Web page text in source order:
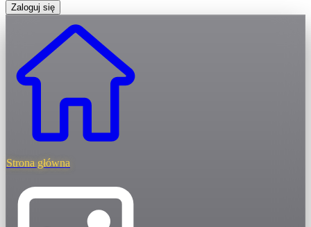
Zaloguj się
Strona główna